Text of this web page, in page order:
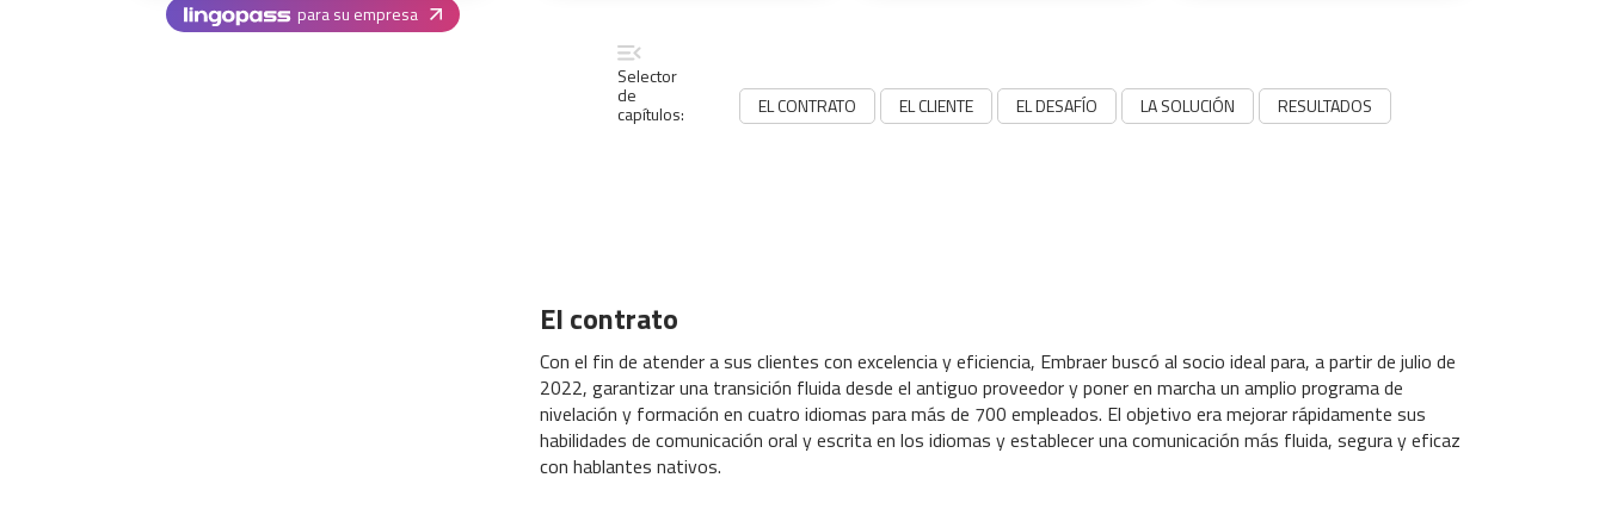
para su empresa
Selector
de
capítulos: EL CONTRATO EL CLIENTE EL DESAFÍO LA SOLUCIÓN RESULTADOS
El contrato
Con el fin de atender a sus clientes con excelencia y eficiencia, Embraer buscó al socio ideal para, a partir de julio de
2022, garantizar una transición fluida desde el antiguo proveedor y poner en marcha un amplio programa de
nivelación y formación en cuatro idiomas para más de 700 empleados. El objetivo era mejorar rápidamente sus
habilidades de comunicación oral y escrita en los idiomas y establecer una comunicación más fluida, segura y eficaz
con hablantes nativos.